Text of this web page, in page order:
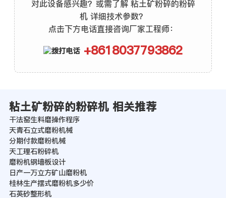
对此设备感兴趣？或需了解 粘土矿粉碎的粉碎
机 详细技术参数？
点击下方电话直接咨询厂家工程师：
+8618037793862
粘土矿粉碎的粉碎机 相关推荐
干法窑生料磨操作程序
天青石立式磨粉机械
分期付款磨粉机械
天工理石粉碎机
磨粉机钢墙板设计
日产一万立方矿山磨粉机
桂林生产摆式磨粉机多少价
石英砂整形机